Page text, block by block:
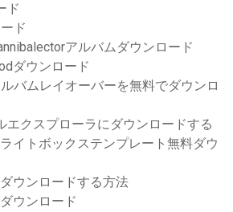
ド
ド
アルバムダウンロード
ダウンロード
バムレイオーバーを無料でダウンロ
エクスプローラにダウンロードする
イトボックステンプレート無料ダウ
ウンロードする方法
ウンロード